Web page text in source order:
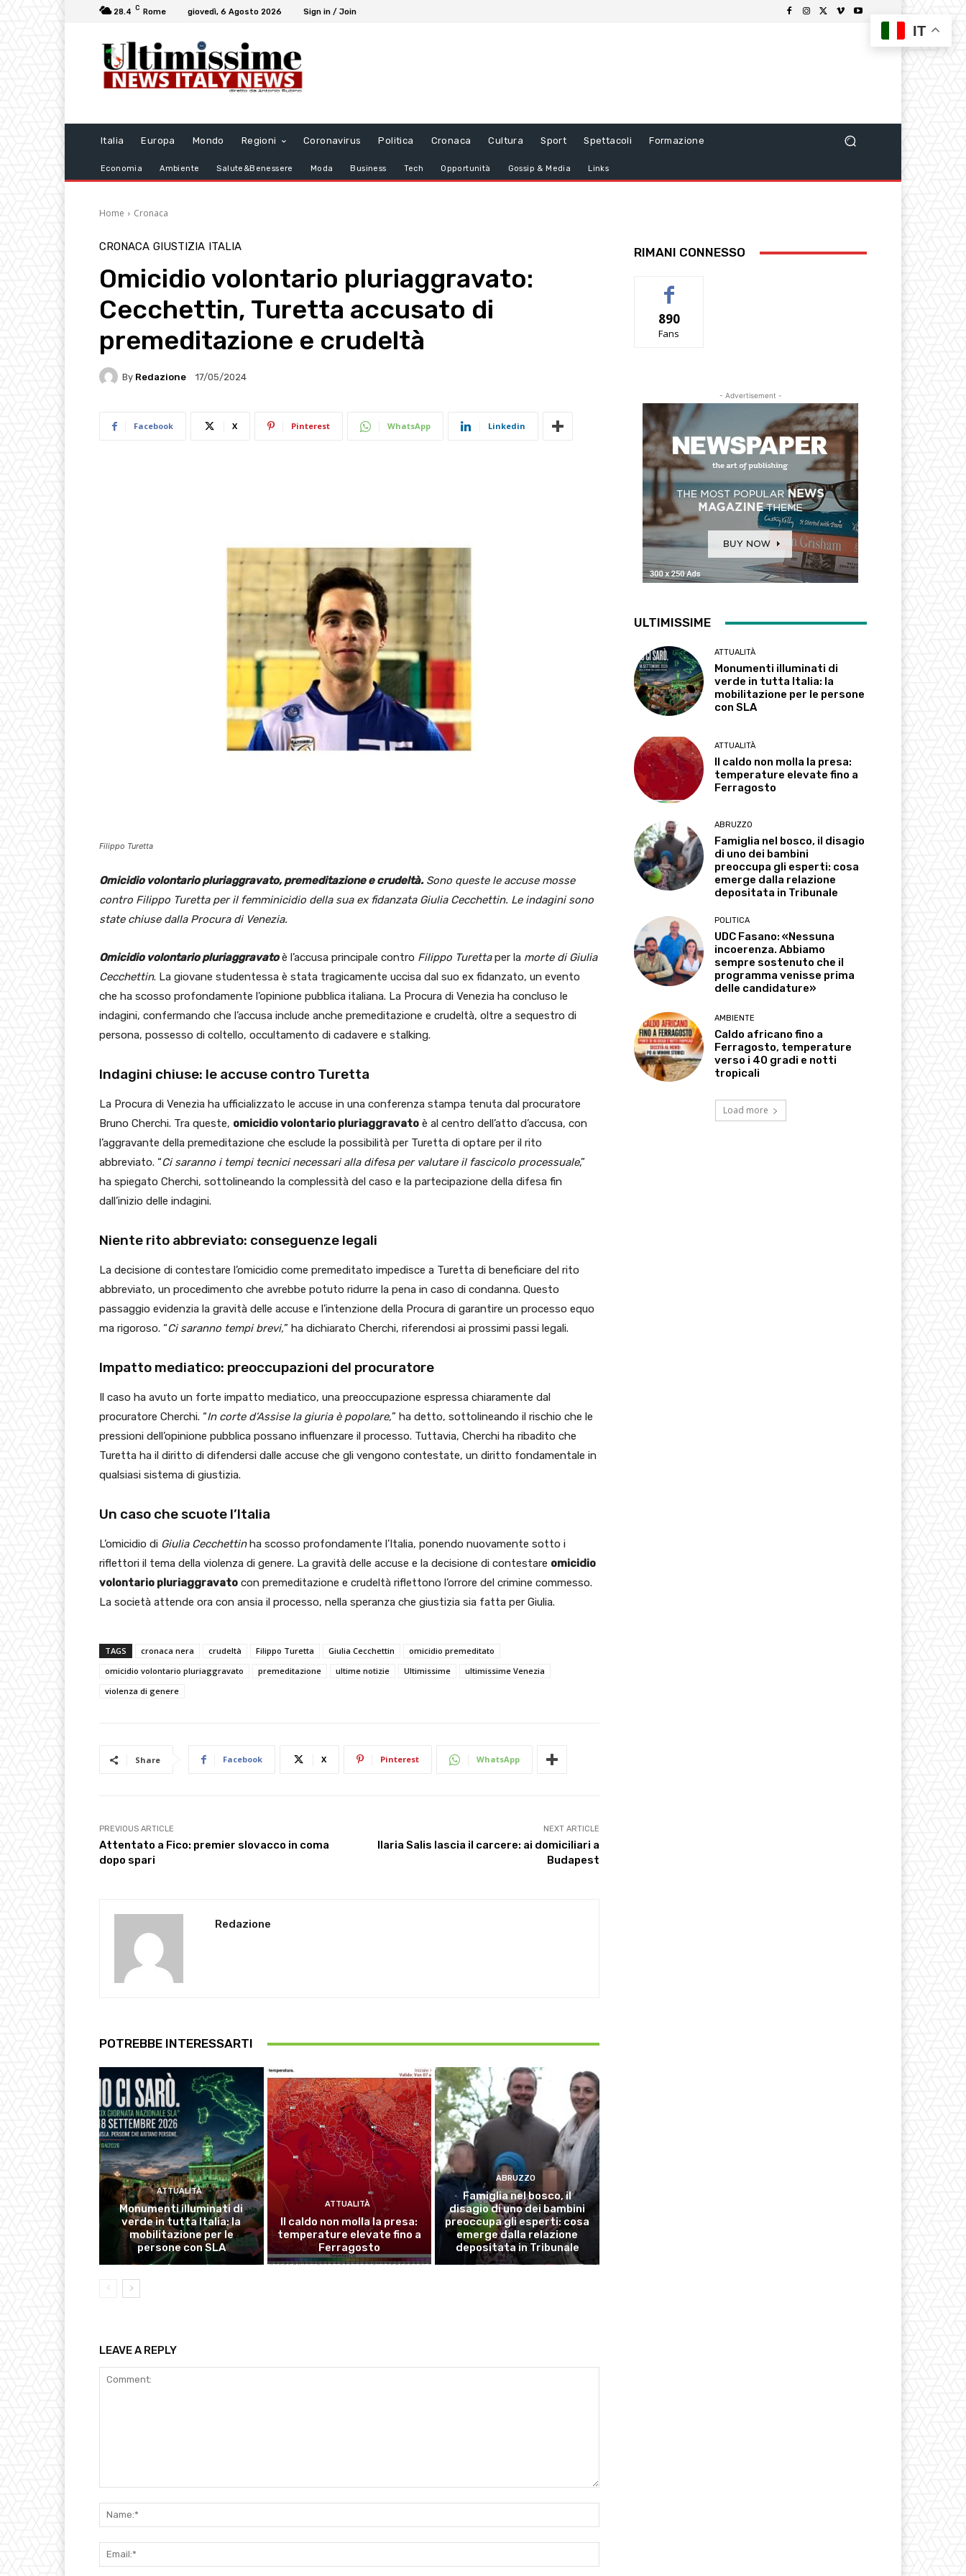
28.4 C Rome giovedì, 6 Agosto 2026 Sign in / Join
Italia Europa Mondo Regioni Coronavirus Politica Cronaca Cultura Sport Spettacoli Formazione
Economia Ambiente Salute&Benessere Moda Business Tech Opportunità Gossip & Media Links
Home Cronaca
CRONACA GIUSTIZIA ITALIA
Omicidio volontario pluriaggravato:
Cecchettin, Turetta accusato di
premeditazione e crudeltà
By Redazione 17/05/2024
Facebook X Pinterest WhatsApp Linkedin
Filippo Turetta
Omicidio volontario pluriaggravato, premeditazione e crudeltà. Sono queste le accuse mosse
contro Filippo Turetta per il femminicidio della sua ex fidanzata Giulia Cecchettin. Le indagini sono
state chiuse dalla Procura di Venezia.
Omicidio volontario pluriaggravato è l’accusa principale contro Filippo Turettaper la morte di Giulia
Cecchettin. La giovane studentessa è stata tragicamente uccisa dal suo ex fidanzato, un evento
che ha scosso profondamente l’opinione pubblica italiana. La Procura di Venezia ha concluso le
indagini, confermando che l’accusa include anche premeditazione e crudeltà, oltre a sequestro di
persona, possesso di coltello, occultamento di cadavere e stalking.
Indagini chiuse: le accuse contro Turetta
La Procura di Venezia ha ufficializzato le accuse in una conferenza stampa tenuta dal procuratore
Bruno Cherchi. Tra queste, omicidio volontario pluriaggravato è al centro dell’atto d’accusa, con
l’aggravante della premeditazione che esclude la possibilità per Turetta di optare per il rito
abbreviato. “Ci saranno i tempi tecnici necessari alla difesa per valutare il fascicolo processuale,”
ha spiegato Cherchi, sottolineando la complessità del caso e la partecipazione della difesa fin
dall’inizio delle indagini.
Niente rito abbreviato: conseguenze legali
La decisione di contestare l’omicidio come premeditato impedisce a Turetta di beneficiare del rito
abbreviato, un procedimento che avrebbe potuto ridurre la pena in caso di condanna. Questo
passaggio evidenzia la gravità delle accuse e l’intenzione della Procura di garantire un processo equo
ma rigoroso. “Ci saranno tempi brevi,” ha dichiarato Cherchi, riferendosi ai prossimi passi legali.
Impatto mediatico: preoccupazioni del procuratore
Il caso ha avuto un forte impatto mediatico, una preoccupazione espressa chiaramente dal
procuratore Cherchi. “In corte d’Assise la giuria è popolare,” ha detto, sottolineando il rischio che le
pressioni dell’opinione pubblica possano influenzare il processo. Tuttavia, Cherchi ha ribadito che
Turetta ha il diritto di difendersi dalle accuse che gli vengono contestate, un diritto fondamentale in
qualsiasi sistema di giustizia.
Un caso che scuote l’Italia
L’omicidio di Giulia Cecchettinha scosso profondamente l’Italia, ponendo nuovamente sotto i
riflettori il tema della violenza di genere. La gravità delle accuse e la decisione di contestare omicidio
volontario pluriaggravato con premeditazione e crudeltà riflettono l’orrore del crimine commesso.
La società attende ora con ansia il processo, nella speranza che giustizia sia fatta per Giulia.
TAGS cronaca nera crudeltà Filippo Turetta Giulia Cecchettin
omicidio premeditato
omicidio volontario pluriaggravato
premeditazione ultime notizie Ultimissime
ultimissime Venezia
violenza di genere
Share Facebook X Pinterest WhatsApp
PREVIOUS ARTICLE
Attentato a Fico: premier slovacco in coma
dopo spari
NEXT ARTICLE
Ilaria Salis lascia il carcere: ai domiciliari a
Budapest
Redazione
POTREBBE INTERESSARTI
ATTUALITÀ
Monumenti illuminati di
verde in tutta Italia: la
mobilitazione per le
persone con SLA
ATTUALITÀ
Il caldo non molla la presa:
temperature elevate fino a
Ferragosto
ABRUZZO
Famiglia nel bosco, il
disagio di uno dei bambini
preoccupa gli esperti: cosa
emerge dalla relazione
depositata in Tribunale
LEAVE A REPLY
RIMANI CONNESSO
890
Fans
- Advertisement -
ULTIMISSIME
ATTUALITÀ
Monumenti illuminati di
verde in tutta Italia: la
mobilitazione per le persone
con SLA
ATTUALITÀ
Il caldo non molla la presa:
temperature elevate fino a
Ferragosto
ABRUZZO
Famiglia nel bosco, il disagio
di uno dei bambini
preoccupa gli esperti: cosa
emerge dalla relazione
depositata in Tribunale
POLITICA
UDC Fasano: «Nessuna
incoerenza. Abbiamo
sempre sostenuto che il
programma venisse prima
delle candidature»
AMBIENTE
Caldo africano fino a
Ferragosto, temperature
verso i 40 gradi e notti
tropicali
Load more
IT